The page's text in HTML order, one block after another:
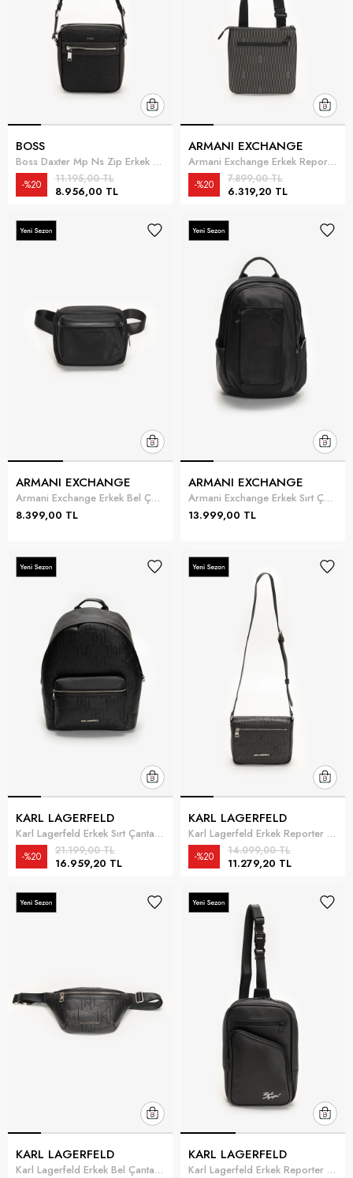
BOSS
Boss Daxter Mp Ns Zip Erkek Reporter Çanta Siyah
8.956,00 TL
11.195,00 TL
%20
ARMANI EXCHANGE
Armani Exchange Erkek Reporter Çanta Çok Renkli
6.319,20 TL
7.899,00 TL
%20
ARMANI EXCHANGE
Armani Exchange Erkek Bel Çantası Siyah
8.399,00 TL
ARMANI EXCHANGE
Armani Exchange Erkek Sırt Çantası Siyah
13.999,00 TL
KARL LAGERFELD
Karl Lagerfeld Erkek Sırt Çantası Siyah
16.959,20 TL
21.199,00 TL
%20
KARL LAGERFELD
Karl Lagerfeld Erkek Reporter Çanta Siyah
11.279,20 TL
14.099,00 TL
%20
KARL LAGERFELD
Karl Lagerfeld Erkek Bel Çantası Siyah
KARL LAGERFELD
Karl Lagerfeld Erkek Reporter Çanta Siyah